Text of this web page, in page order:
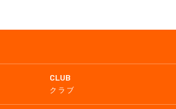
CLUB
クラブ